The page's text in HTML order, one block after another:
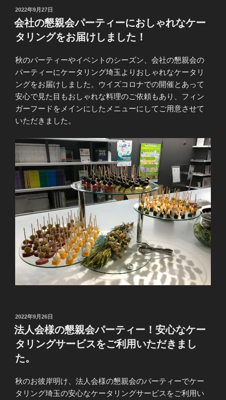
投
稿
日:
2022年9月27日
会社の懇親会パーティーにおしゃれなケー
タリングをお届けしました！
秋のパーティーやイベントのシーズン、会社の懇親会の
パーティーにケータリング埼玉よりおしゃれなケータリ
ングをお届けしました。ウイズコロナでの開催とあって
安心で見た目もおしゃれな料理のご依頼もあり、フィン
ガーフードをメインにしたメニューにしてご用意させて
いただきました。
投
稿
日:
2022年9月26日
法人会様の懇親会パーティー！安心なケー
タリングサービスをご利用いただきまし
た。
秋のお彼岸明け、法人会様の懇親会のパーティーでケー
タリング埼玉の安心なケータリングサービスをご利用い